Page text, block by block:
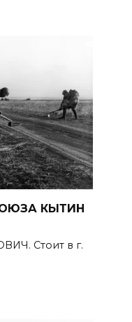
КЫТИН
Стоит в г.